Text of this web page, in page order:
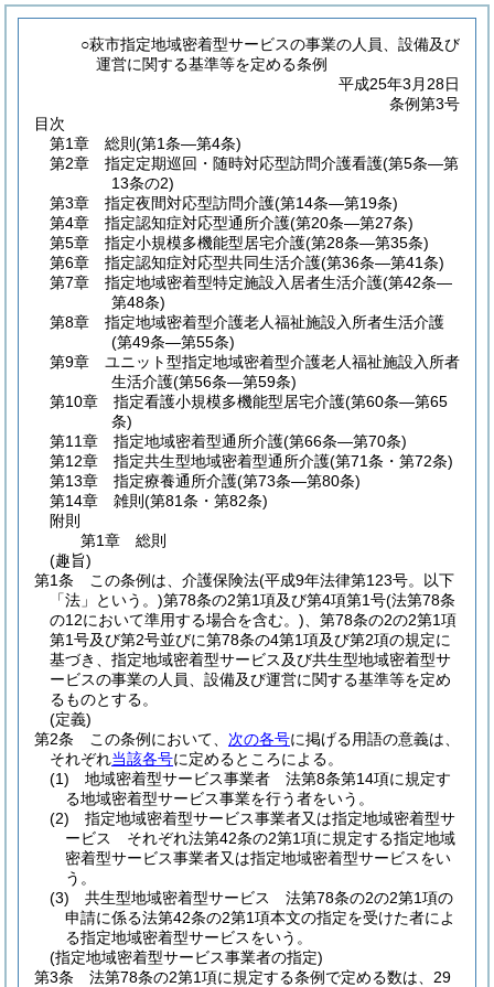
○萩市指定地域密着型サービスの事業の人員、設備及び
運営に関する基準等を定める条例
平成25年3月28日
条例第3号
目次
第1章
総則 (第1条―第4条)
第2章
指定定期巡回・随時対応型訪問介護看護(第5条―第
13条の2)
第3章
指定夜間対応型訪問介護(第14条―第19条)
第4章
指定認知症対応型通所介護(第20条―第27条)
第5章
指定小規模多機能型居宅介護(第28条―第35条)
第6章
指定認知症対応型共同生活介護(第36条―第41条)
第7章
指定地域密着型特定施設入居者生活介護(第42条―
第48条)
第8章
指定地域密着型介護老人福祉施設入所者生活介護
(第49条―第55条)
第9章
ユニット型指定地域密着型介護老人福祉施設入所者
生活介護(第56条―第59条)
第10章
指定看護小規模多機能型居宅介護(第60条―第65
条)
第11章
指定地域密着型通所介護(第66条―第70条)
第12章
指定共生型地域密着型通所介護(第71条・第72条)
第13章
指定療養通所介護(第73条―第80条)
第14章
雑則 (第81条・第82条)
附則
第1章
総則
(趣旨)
第1条
この条例は、介護保険法(平成9年法律第123号。以下
「法」という。)第78条の2第1項及び第4項第1号(法第78条
の12において準用する場合を含む。) 、第78条の2の2第1項
第1号及び第2号並びに第78条の4第1項及び第2項の規定に
基づき、指定地域密着型サービス及び共生型地域密着型サ
ービスの事業の人員、設備及び運営に関する基準等を定め
るものとする。
(定義)
第2条
この条例において、 次の各号に掲げる用語の意義は、
それぞれ当該各号に定めるところによる。
(1)
地域密着型サービス事業者 法第8条第14項に規定す
る地域密着型サービス事業を行う者をいう。
(2)
指定地域密着型サービス事業者又は指定地域密着型サ
ービス それぞれ法第42条の2第1項に規定する指定地域
密着型サービス事業者又は指定地域密着型サービスをい
う。
(3)
共生型地域密着型サービス 法第78条の2の2第1項の
申請に係る法第42条の2第1項本文の指定を受けた者によ
る指定地域密着型サービスをいう。
(指定地域密着型サービス事業者の指定)
第3条
法第78条の2第1項に規定する条例で定める数は、29